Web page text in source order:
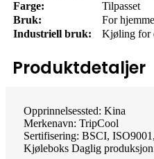
Farge:
Tilpasset
Bruk:
For
Industriell bruk:
Kjøling for
Produktdetaljer
Opprinnelsessted: Kina
Merkenavn: TripCool
Sertifisering: BSCI,
Kjøleboks Daglig